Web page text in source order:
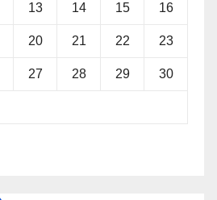
13 14 15 16
20 21 22 23
27 28 29 30